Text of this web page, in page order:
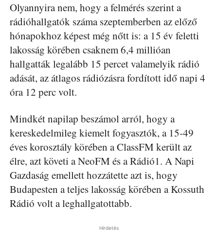
Olyannyira nem, hogy a felmérés szerint a
rádióhallgatók száma szeptemberben az előző
hónapokhoz képest még nőtt is: a 15 év feletti
lakosság körében csaknem 6,4 millióan
hallgatták legalább 15 percet valamelyik rádió
adását, az átlagos rádiózásra fordított idő napi 4
óra 12 perc volt.
Mindkét napilap beszámol arról, hogy a
kereskedelmileg kiemelt fogyasztók, a 15-49
éves korosztály körében a ClassFM került az
élre, azt követi a NeoFM és a Rádió1. A Napi
Gazdaság emellett hozzátette azt is, hogy
Budapesten a teljes lakosság körében a Kossuth
Rádió volt a leghallgatottabb.
Hirdetés